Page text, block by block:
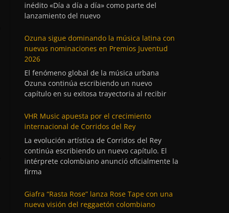
inédito «Día a día a día» como parte del
lanzamiento del nuevo
Ozuna sigue dominando la música latina con
nuevas nominaciones en Premios Juventud
2026
El fenómeno global de la música urbana
Ozuna continúa escribiendo un nuevo
capítulo en su exitosa trayectoria al recibir
VHR Music apuesta por el crecimiento
internacional de Corridos del Rey
La evolución artística de Corridos del Rey
continúa escribiendo un nuevo capítulo. El
intérprete colombiano anunció oficialmente la
firma
Giafra “Rasta Rose” lanza Rose Tape con una
nueva visión del reggaetón colombiano